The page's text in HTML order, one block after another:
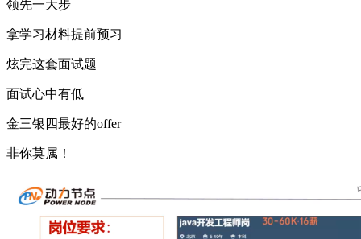
领先一大步
拿学习材料提前预习
炫完这套面试题
面试心中有低
金三银四最好的offer
非你莫属！